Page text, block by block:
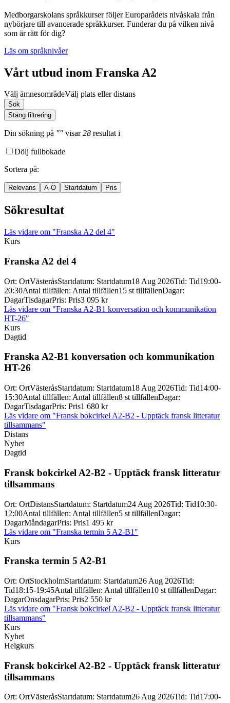
Medborgarskolans språkkurser följer Europarådets nivåskala från
nybörjare till avancerade språkkurser. Funderar du på vilken nivå
som är rätt för dig?
Läs om språknivåer
Vårt utbud inom Franska A2
Välj ämnesområdeVälj plats eller distans
Sök
Stäng filtrering
Din sökning på "" visar28 resultati
Dölj fullbokade
Sortera på:
Relevans A-Ö Startdatum Pris
Sökresultat
Läs vidare om "Franska A2 del 4"
Kurs
Franska A2 del 4
Ort: OrtVästeråsStartdatum: Startdatum18 Aug 2026Tid: Tid19:00-
20:30Antal tillfällen: Antal tillfällen15 st tillfällenDagar:
DagarTisdagarPris: Pris3 095 kr
Läs vidare om "Franska A2-B1 konversation och kommunikation
HT-26"
Kurs
Dagtid
Franska A2-B1 konversation och kommunikation
HT-26
Ort: OrtVästeråsStartdatum: Startdatum18 Aug 2026Tid: Tid14:00-
15:30Antal tillfällen: Antal tillfällen8 st tillfällenDagar:
DagarTisdagarPris: Pris1 680 kr
Läs vidare om "Fransk bokcirkel A2-B2 - Upptäck fransk litteratur
tillsammans"
Distans
Nyhet
Dagtid
Fransk bokcirkel A2-B2 - Upptäck fransk litteratur
tillsammans
Ort: OrtDistansStartdatum: Startdatum24 Aug 2026Tid: Tid10:30-
12:00Antal tillfällen: Antal tillfällen5 st tillfällenDagar:
DagarMåndagarPris: Pris1 495 kr
Läs vidare om "Franska termin 5 A2-B1"
Kurs
Franska termin 5 A2-B1
Ort: OrtStockholmStartdatum: Startdatum26 Aug 2026Tid:
Tid18:15-19:45Antal tillfällen: Antal tillfällen10 st tillfällenDagar:
DagarOnsdagarPris: Pris2 550 kr
Läs vidare om "Fransk bokcirkel A2-B2 - Upptäck fransk litteratur
tillsammans"
Kurs
Nyhet
Helgkurs
Fransk bokcirkel A2-B2 - Upptäck fransk litteratur
tillsammans
Ort: OrtVästeråsStartdatum: Startdatum26 Aug 2026Tid: Tid17:00-